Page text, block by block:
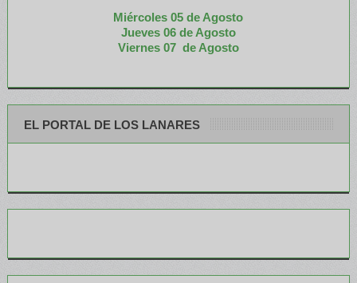
Miércoles 05 de Agosto
Jueves 06 de Agosto
Viernes 07 de Agosto
EL PORTAL DE LOS LANARES